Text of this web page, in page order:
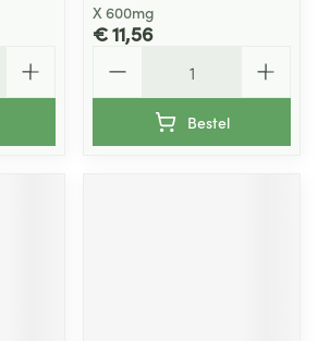
X 600mg
€ 11,56
Bestel